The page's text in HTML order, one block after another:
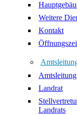
Weitere
Kontakt
Amtsleitung
Landrat
Landrats